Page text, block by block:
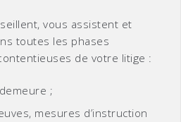
vous assistent et
toutes les phases
de votre litige :
;
mesures d’instruction